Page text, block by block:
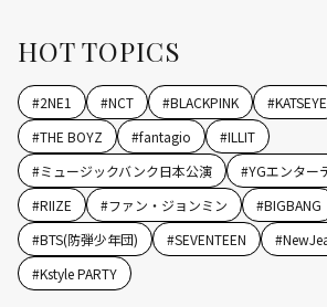
HOT TOPICS
#2NE1 #NCT #BLACKPINK #KATSEYE
#THE BOYZ #fantagio #ILLIT
#ミュージックバンク日本公演 #YGエンター
#RIIZE #ファン・ジョンミン #BIGBANG
#BTS(防弾少年団) #SEVENTEEN #
#Kstyle PARTY